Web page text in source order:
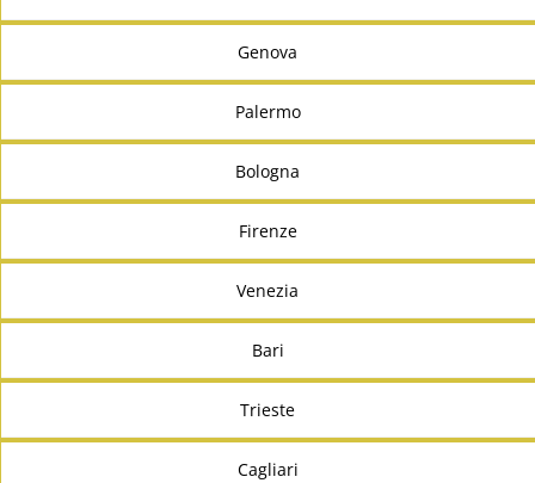
Genova
Palermo
Bologna
Firenze
Venezia
Bari
Trieste
Cagliari